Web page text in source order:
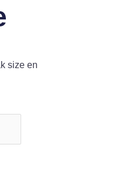
size en